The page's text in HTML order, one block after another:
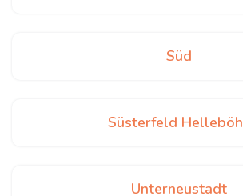
Süd
Süsterfeld
Unterneustadt